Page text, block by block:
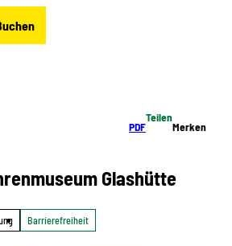
PDF
Teilen
Merken
Glashütte
Barrierefreiheit